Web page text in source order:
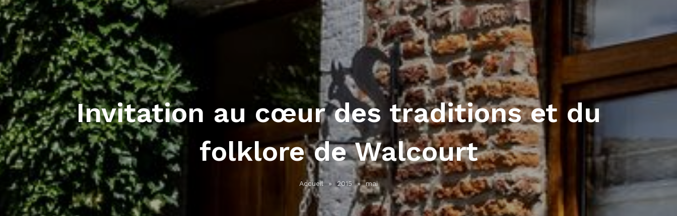
Invitation au cœur des traditions et du
folklore de Walcourt
Accueil»2015 »mai